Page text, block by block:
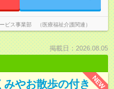
ビス事業部 （医療福祉介護関連）
掲載日：2026.08.05
NEW
みやお散歩の付き